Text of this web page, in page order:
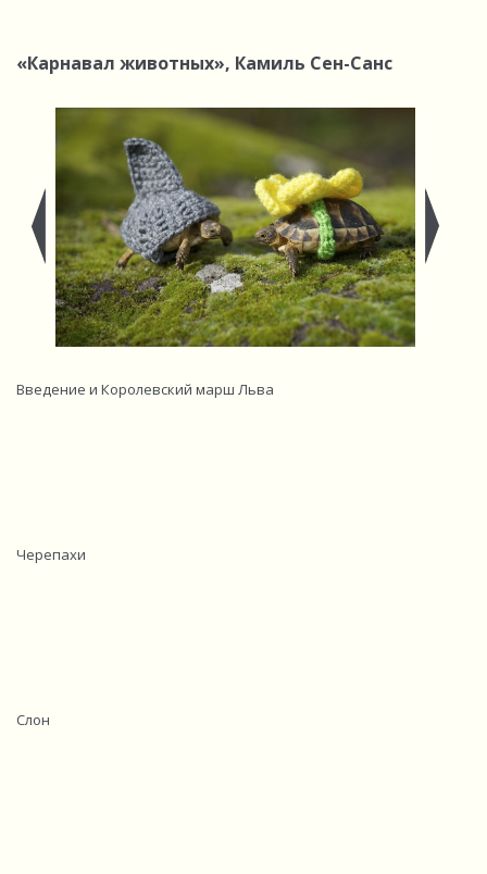
«Карнавал животных», Камиль Сен-Санс
Введение и Королевский марш Льва
Черепахи
Слон